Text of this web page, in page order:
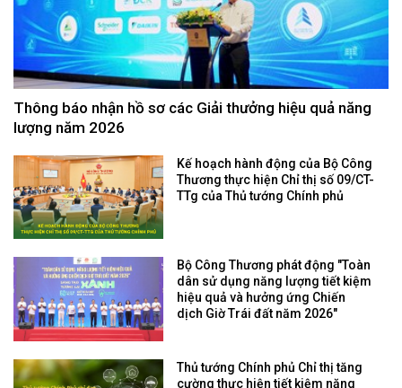
Thông báo nhận hồ sơ các Giải thưởng hiệu quả năng
lượng năm 2026
Kế hoạch hành động của Bộ Công
Thương thực hiện Chỉ thị số 09/CT-
TTg của Thủ tướng Chính phủ
Bộ Công Thương phát động "Toàn
dân sử dụng năng lượng tiết kiệm
hiệu quả và hưởng ứng Chiến
dịch Giờ Trái đất năm 2026"
Thủ tướng Chính phủ Chỉ thị tăng
cường thực hiện tiết kiệm năng